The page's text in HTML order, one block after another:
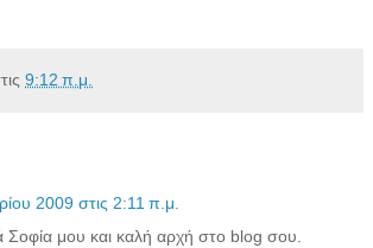
9:12 π.μ.
2009 στις 2:11 π.μ.
Σοφία μου και καλή αρχή στο blog σου.